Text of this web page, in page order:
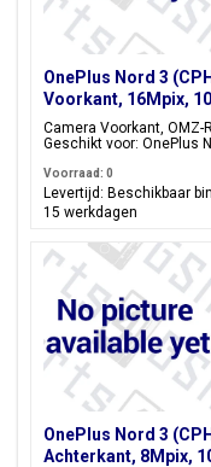
OnePlus Nord 3
Voorkant, 16Mpix,
Camera Voorkant, OMZ-
Geschikt voor: OnePlus
Voorraad: 0
Levertijd: Beschikbaar
15 werkdagen
OnePlus Nord 3
Achterkant, 8Mpix,